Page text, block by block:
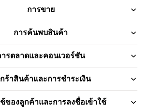
การขาย
การค้นพบสินค้า
ารตลาดและคอนเวอร์ชัน
ร้าสินค้าและการชำระเงิน
ของลูกค้าและการลงชื่อเข้าใช้